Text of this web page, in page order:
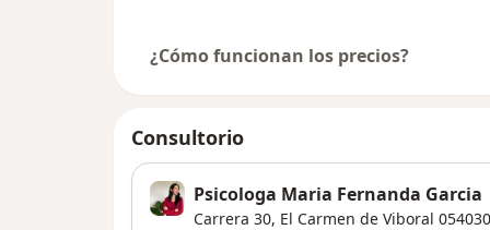
¿Cómo funcionan los precios?
Consultorio
Psicologa Maria Fernanda Garcia
Carrera 30, El Carmen de Viboral 054030